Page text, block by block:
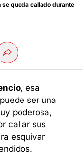
queda callado durante
, esa
ser una
poderosa,
callar sus
esquivar